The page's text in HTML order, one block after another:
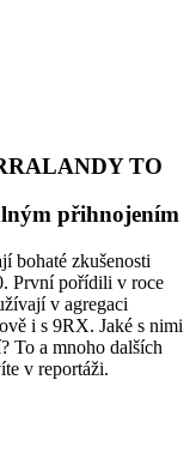
TO
přihnojením
bohaté zkušenosti
První pořídili v roce
v agregaci
i s 9RX. Jaké s nimi
To a mnoho dalších
v reportáži.